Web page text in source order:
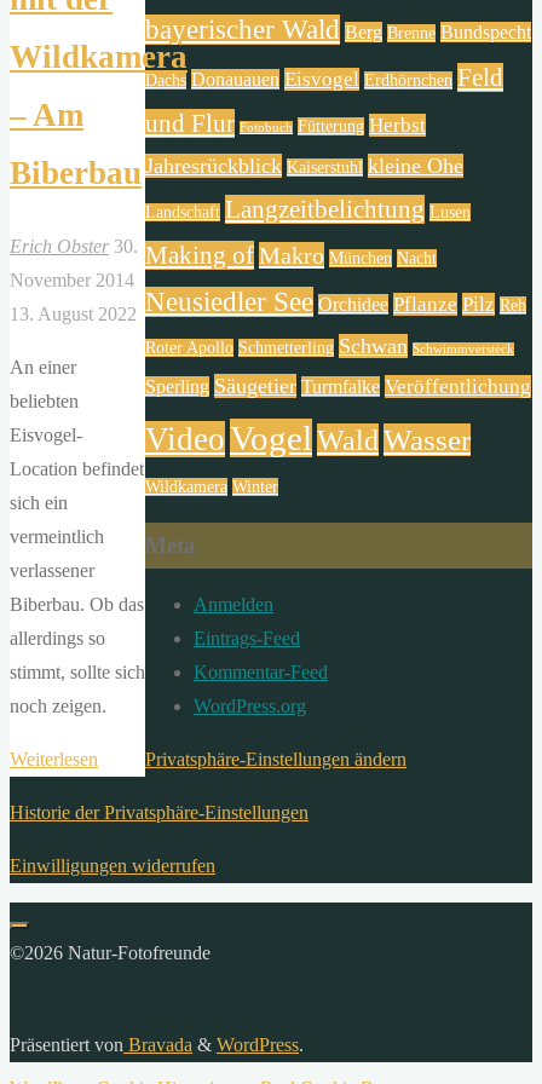
Wildkamera
– Am
Biberbau
Erich Obster 30.
November 2014
13. August 2022
An einer
beliebten
Eisvogel-
Location befindet
sich ein
vermeintlich
verlassener
Biberbau. Ob das
allerdings so
stimmt, sollte sich
noch zeigen.
Weiterlesen "Beobachtungen
der
Wildkamera
Biberbau"
bayerischer Wald Berg Brenne Bundspecht
Dachs Donauauen Eisvogel Erdhörnchen Feld
und Flur Fotobuch Fütterung Herbst
Jahresrückblick Kaiserstuhl kleine Ohe
Landschaft Langzeitbelichtung Lusen
Making ofMakro München Nacht
Neusiedler See Orchidee Pflanze Pilz Reh
Roter Apollo Schmetterling Schwan Schwimmversteck
Sperling Säugetier Turmfalke Veröffentlichung
VideoVogel WaldWasser
Wildkamera Winter
Meta
Anmelden
Eintrags-Feed
Kommentar-Feed
WordPress.org
Privatsphäre-Einstellungen ändern
Historie der Privatsphäre-Einstellungen
Einwilligungen widerrufen
©2026 Natur-Fotofreunde
Präsentiert von Bravada & WordPress.